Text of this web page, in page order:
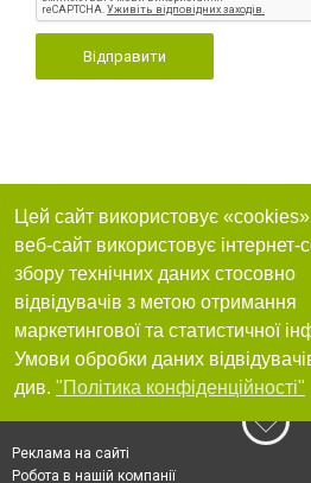
Відправити
Цей сайт використовує
веб-сайт використовує інтернет-
збору технічних даних стосовно
відвідувачів з метою отримання
маркетингової та статистичної
Умови обробки даних
див. "Політика конфіденційності"
Реклама на сайті
Робота в нашій компанії